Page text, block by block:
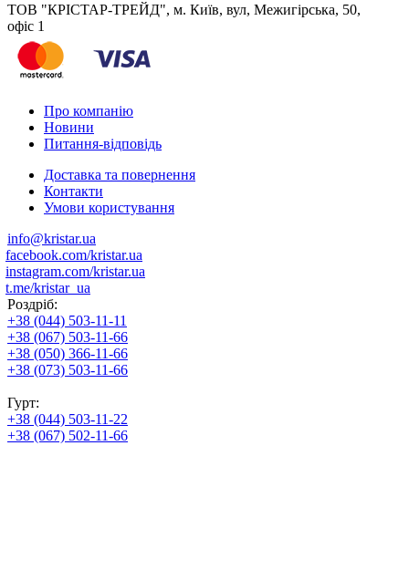
ТОВ "КРІСТАР-ТРЕЙД", м. Київ, вул, Межигірська, 50,
офіс 1
Про компанію
Новини
Питання-відповідь
Доставка та повернення
Контакти
Умови користування
info@kristar.ua
facebook.com/kristar.ua
instagram.com/kristar.ua
t.me/kristar_ua
Роздріб:
+38 (044) 503-11-11
+38 (067) 503-11-66
+38 (050) 366-11-66
+38 (073) 503-11-66
Гурт:
+38 (044) 503-11-22
+38 (067) 502-11-66